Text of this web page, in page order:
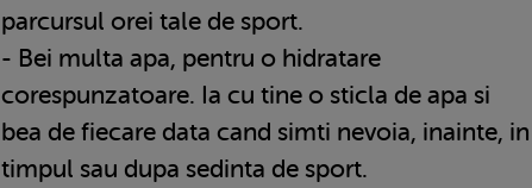
parcursul orei tale de sport.
- Bei multa apa, pentru o hidratare
corespunzatoare. Ia cu tine o sticla de apa si
bea de fiecare data cand simti nevoia, inainte, in
timpul sau dupa sedinta de sport.